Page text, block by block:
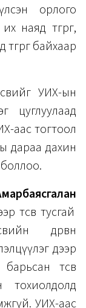
орлого
наяд төгрөг,
байхаар
УИХ-ын
цуглуулаад
аас тогтоол
дараа дахин
боллоо.
төсөв тусгай
дөрвөн
дээр
барьсан төсөв
УИХ-аас